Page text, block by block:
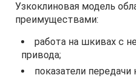
Узкоклиновая модель
преимуществами:
работа на шкивах с
привода;
показатели